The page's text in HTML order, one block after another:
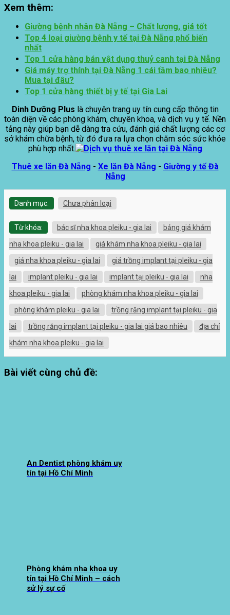
Xem thêm:
Giường bệnh nhân Đà Nẵng – Chất lượng, giá tốt
Top 4 loại giường bệnh y tế tại Đà Nẵng phổ biến
nhất
Top 1 cửa hàng bán vật dụng thuỷ canh tại Đà Nẵng
Giá máy trợ thính tại Đà Nẵng 1 cái tầm bao nhiêu?
Mua tại đâu?
Top 1 cửa hàng thiết bị y tế tại Gia Lai
Dinh Dưỡng Plus là chuyên trang uy tín cung cấp thông tin
toàn diện về các phòng khám, chuyên khoa, và dịch vụ y tế. Nền
tảng này giúp bạn dễ dàng tra cứu, đánh giá chất lượng các cơ
sở khám chữa bệnh, từ đó đưa ra lựa chọn chăm sóc sức khỏe
phù hợp nhất.
Thuê xe lăn Đà Nẵng - Xe lăn Đà Nẵng - Giường y tế Đà
Nẵng
Danh mục: Chưa phân loại
Từ khóa: bác sĩ nha khoa pleiku - gia lai
bảng giá khám
nha khoa pleiku - gia lai
giá khám nha khoa pleiku - gia lai
giá nha khoa pleiku - gia lai
giá trồng implant tại pleiku - gia
lai
implant pleiku - gia lai implant tại pleiku - gia lai
nha
khoa pleiku - gia lai
phòng khám nha khoa pleiku - gia lai
phòng khám pleiku - gia lai
trồng răng implant tại pleiku - gia
lai
trồng răng implant tại pleiku - gia lai giá bao nhiêu
địa chỉ
khám nha khoa pleiku - gia lai
Bài viết cùng chủ đề:
An Dentist phòng khám uy
tín tại Hồ Chí Minh
Phòng khám nha khoa uy
tín tại Hồ Chí Minh – cách
sử lý sự cố